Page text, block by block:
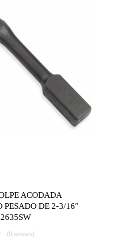
ACODADA
PESADO DE 2-3/16″
(0 reviews)